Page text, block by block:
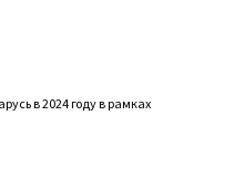
в 2024 году в рамках